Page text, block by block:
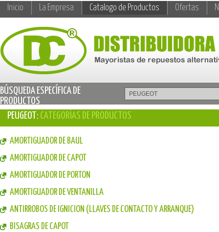
Inicio La Empresa Catalogo de Productos Ofertas
BÚSQUEDA ESPECÍFICA DE
PRODUCTOS
PEUGEOT: CATEGORÍAS DE PRODUCTOS
AMORTIGUADOR DE BAUL
AMORTIGUADOR DE CAPOT
AMORTIGUADOR DE PORTON
AMORTIGUADOR DE VENTANILLA
ANTIRROBOS DE IGNICION (LLAVES DE CONTACTO Y ARRANQUE)
BISAGRAS DE CAPOT